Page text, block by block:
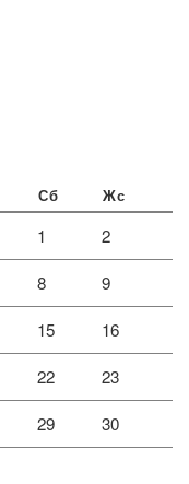
Сб Жс
1 2
8 9
15 16
22 23
29 30